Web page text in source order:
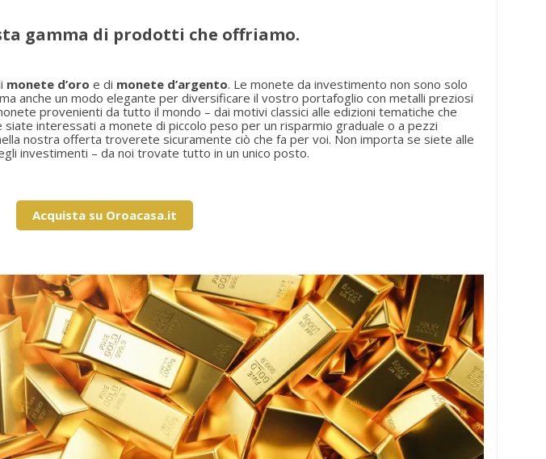
gamma di prodotti che offriamo.
monete d’oro e di monete d’argento. Le monete da investimento non sono solo
anche un modo elegante per diversificare il vostro portafoglio con metalli preziosi
provenienti da tutto il mondo – dai motivi classici alle edizioni tematiche che
interessati a monete di piccolo peso per un risparmio graduale o a pezzi
nostra offerta troverete sicuramente ciò che fa per voi. Non importa se siete alle
investimenti – da noi trovate tutto in un unico posto.
Acquista su Oroacasa.it
×
×
((modalDeleteText))
Crea lista dei desideri
×
dei prodotti nella tua lista dei
Annulla Accedi